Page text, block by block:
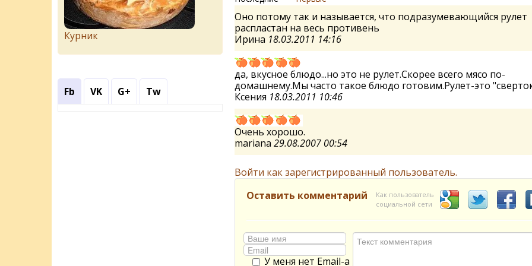
Оно потому так и называется, что подразумевающийся рулет
распластан на весь противень
Ирина 18.03.2011 14:16
да, вкусное блюдо...но это не рулет.Скорее всего мясо по-
домашнему.Мы часто такое блюдо готовим.Рулет-это
Ксения 18.03.2011 10:46
Очень хорошо.
mariana 29.08.2007 00:54
Войти как зарегистрированный пользователь.
Оставить комментарий
Как пользователь
социальной сети
У меня нет Email-а
Курник
Fb VK G+ Tw